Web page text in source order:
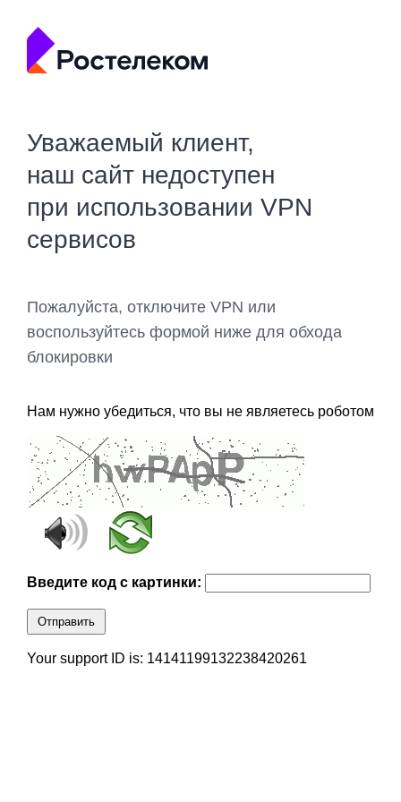
Уважаемый клиент,
наш сайт недоступен
при использовании VPN
сервисов
Пожалуйста, отключите VPN или
воспользуйтесь формой ниже для обхода
блокировки
Нам нужно убедиться, что вы не являетесь роботом
Введите код с картинки:
Отправить
Your support ID is: 14141199132238420261